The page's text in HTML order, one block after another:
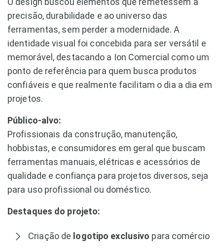
precisão, durabilidade e ao universo das
ferramentas, sem perder a modernidade. A
identidade visual foi concebida para ser versátil e
memorável, destacando a Ion Comercial como um
ponto de referência para quem busca produtos
confiáveis e que realmente facilitam o dia a dia em
projetos.
Público-alvo:
Profissionais da construção, manutenção,
hobbistas, e consumidores em geral que buscam
ferramentas manuais, elétricas e acessórios de
qualidade e confiança para projetos diversos, seja
para uso profissional ou doméstico.
Destaques do projeto:
Criação de logotipo exclusivo para comércio